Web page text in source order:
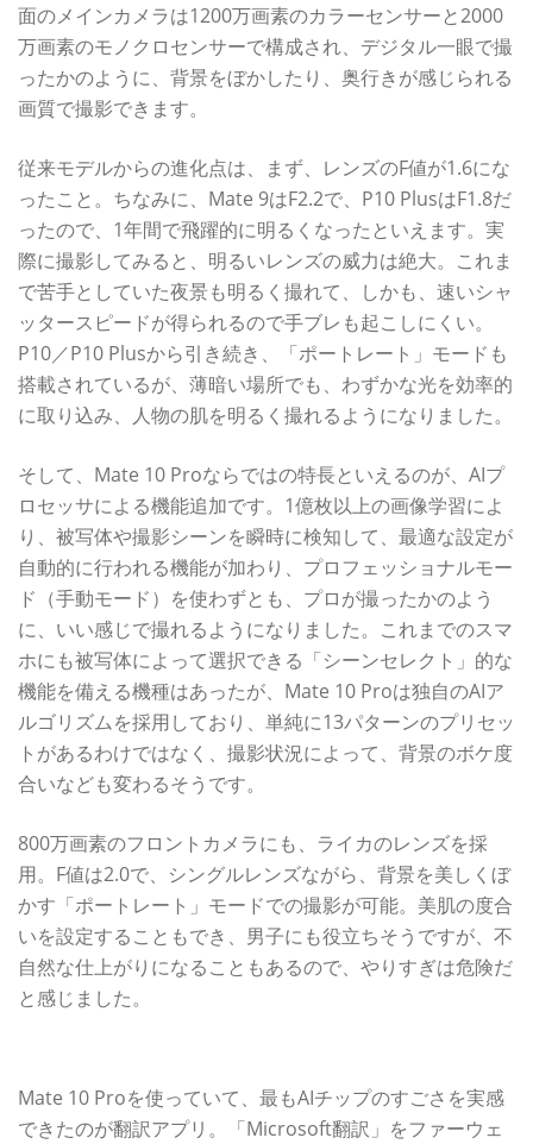
面のメインカメラは1200万画素のカラーセンサーと2000
万画素のモノクロセンサーで構成され、デジタル一眼で撮
ったかのように、背景をぼかしたり、奥行きが感じられる
画質で撮影できます。
従来モデルからの進化点は、まず、レンズのF値が1.6にな
ったこと。ちなみに、Mate 9はF2.2で、P10 PlusはF1.8だ
ったので、1年間で飛躍的に明るくなったといえます。実
際に撮影してみると、明るいレンズの威力は絶大。これま
で苦手としていた夜景も明るく撮れて、しかも、速いシャ
ッタースピードが得られるので手ブレも起こしにくい。
P10／P10 Plusから引き続き、「ポートレート」モードも
搭載されているが、薄暗い場所でも、わずかな光を効率的
に取り込み、人物の肌を明るく撮れるようになりました。
そして、Mate 10 Proならではの特長といえるのが、AIプ
ロセッサによる機能追加です。1億枚以上の画像学習によ
り、被写体や撮影シーンを瞬時に検知して、最適な設定が
自動的に行われる機能が加わり、プロフェッショナルモー
ド（手動モード）を使わずとも、プロが撮ったかのよう
に、いい感じで撮れるようになりました。これまでのスマ
ホにも被写体によって選択できる「シーンセレクト」的な
機能を備える機種はあったが、Mate 10 Proは独自のAIア
ルゴリズムを採用しており、単純に13パターンのプリセッ
トがあるわけではなく、撮影状況によって、背景のボケ度
合いなども変わるそうです。
800万画素のフロントカメラにも、ライカのレンズを採
用。F値は2.0で、シングルレンズながら、背景を美しくぼ
かす「ポートレート」モードでの撮影が可能。美肌の度合
いを設定することもでき、男子にも役立ちそうですが、不
自然な仕上がりになることもあるので、やりすぎは危険だ
と感じました。
Mate 10 Proを使っていて、最もAIチップのすごさを実感
できたのが翻訳アプリ。「Microsoft翻訳」をファーウェ